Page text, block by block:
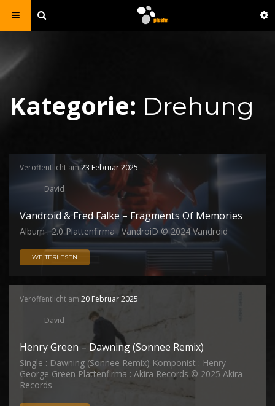
Kategorie: Drehung
Veröffentlicht am23 Februar 2025
David
Vandroid & Fred Falke – Fragments Of Memories
Album : 2.0 Plattenfirma : VandroiD © 2024 Vandroid
WEITERLESEN
Veröffentlicht am 20 Februar 2025
David
Henry Green – Dawning (Sonnee Remix)
Single : Dawning (Sonnee Remix) Komponist : Henry
George Green Plattenfirma : Akira Records © 2025 Akira
Records